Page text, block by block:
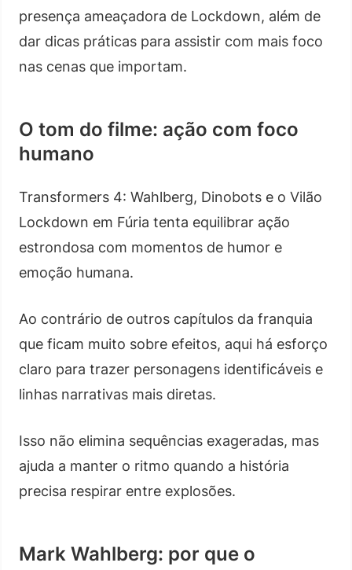
presença ameaçadora de Lockdown, além de
dar dicas práticas para assistir com mais foco
nas cenas que importam.
O tom do filme: ação com foco
humano
Transformers 4: Wahlberg, Dinobots e o Vilão
Lockdown em Fúria tenta equilibrar ação
estrondosa com momentos de humor e
emoção humana.
Ao contrário de outros capítulos da franquia
que ficam muito sobre efeitos, aqui há esforço
claro para trazer personagens identificáveis e
linhas narrativas mais diretas.
Isso não elimina sequências exageradas, mas
ajuda a manter o ritmo quando a história
precisa respirar entre explosões.
Mark Wahlberg: por que o